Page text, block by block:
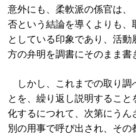
意外にも、柔軟派の係官は
否という結論を導くよりも、
としている印象であり、活
方の弁明を調書にそのまま書
しかし、これまでの取り調
とを、繰り返し説明するこ
化するにつれて、次第にう
別の用事で呼び出され、その